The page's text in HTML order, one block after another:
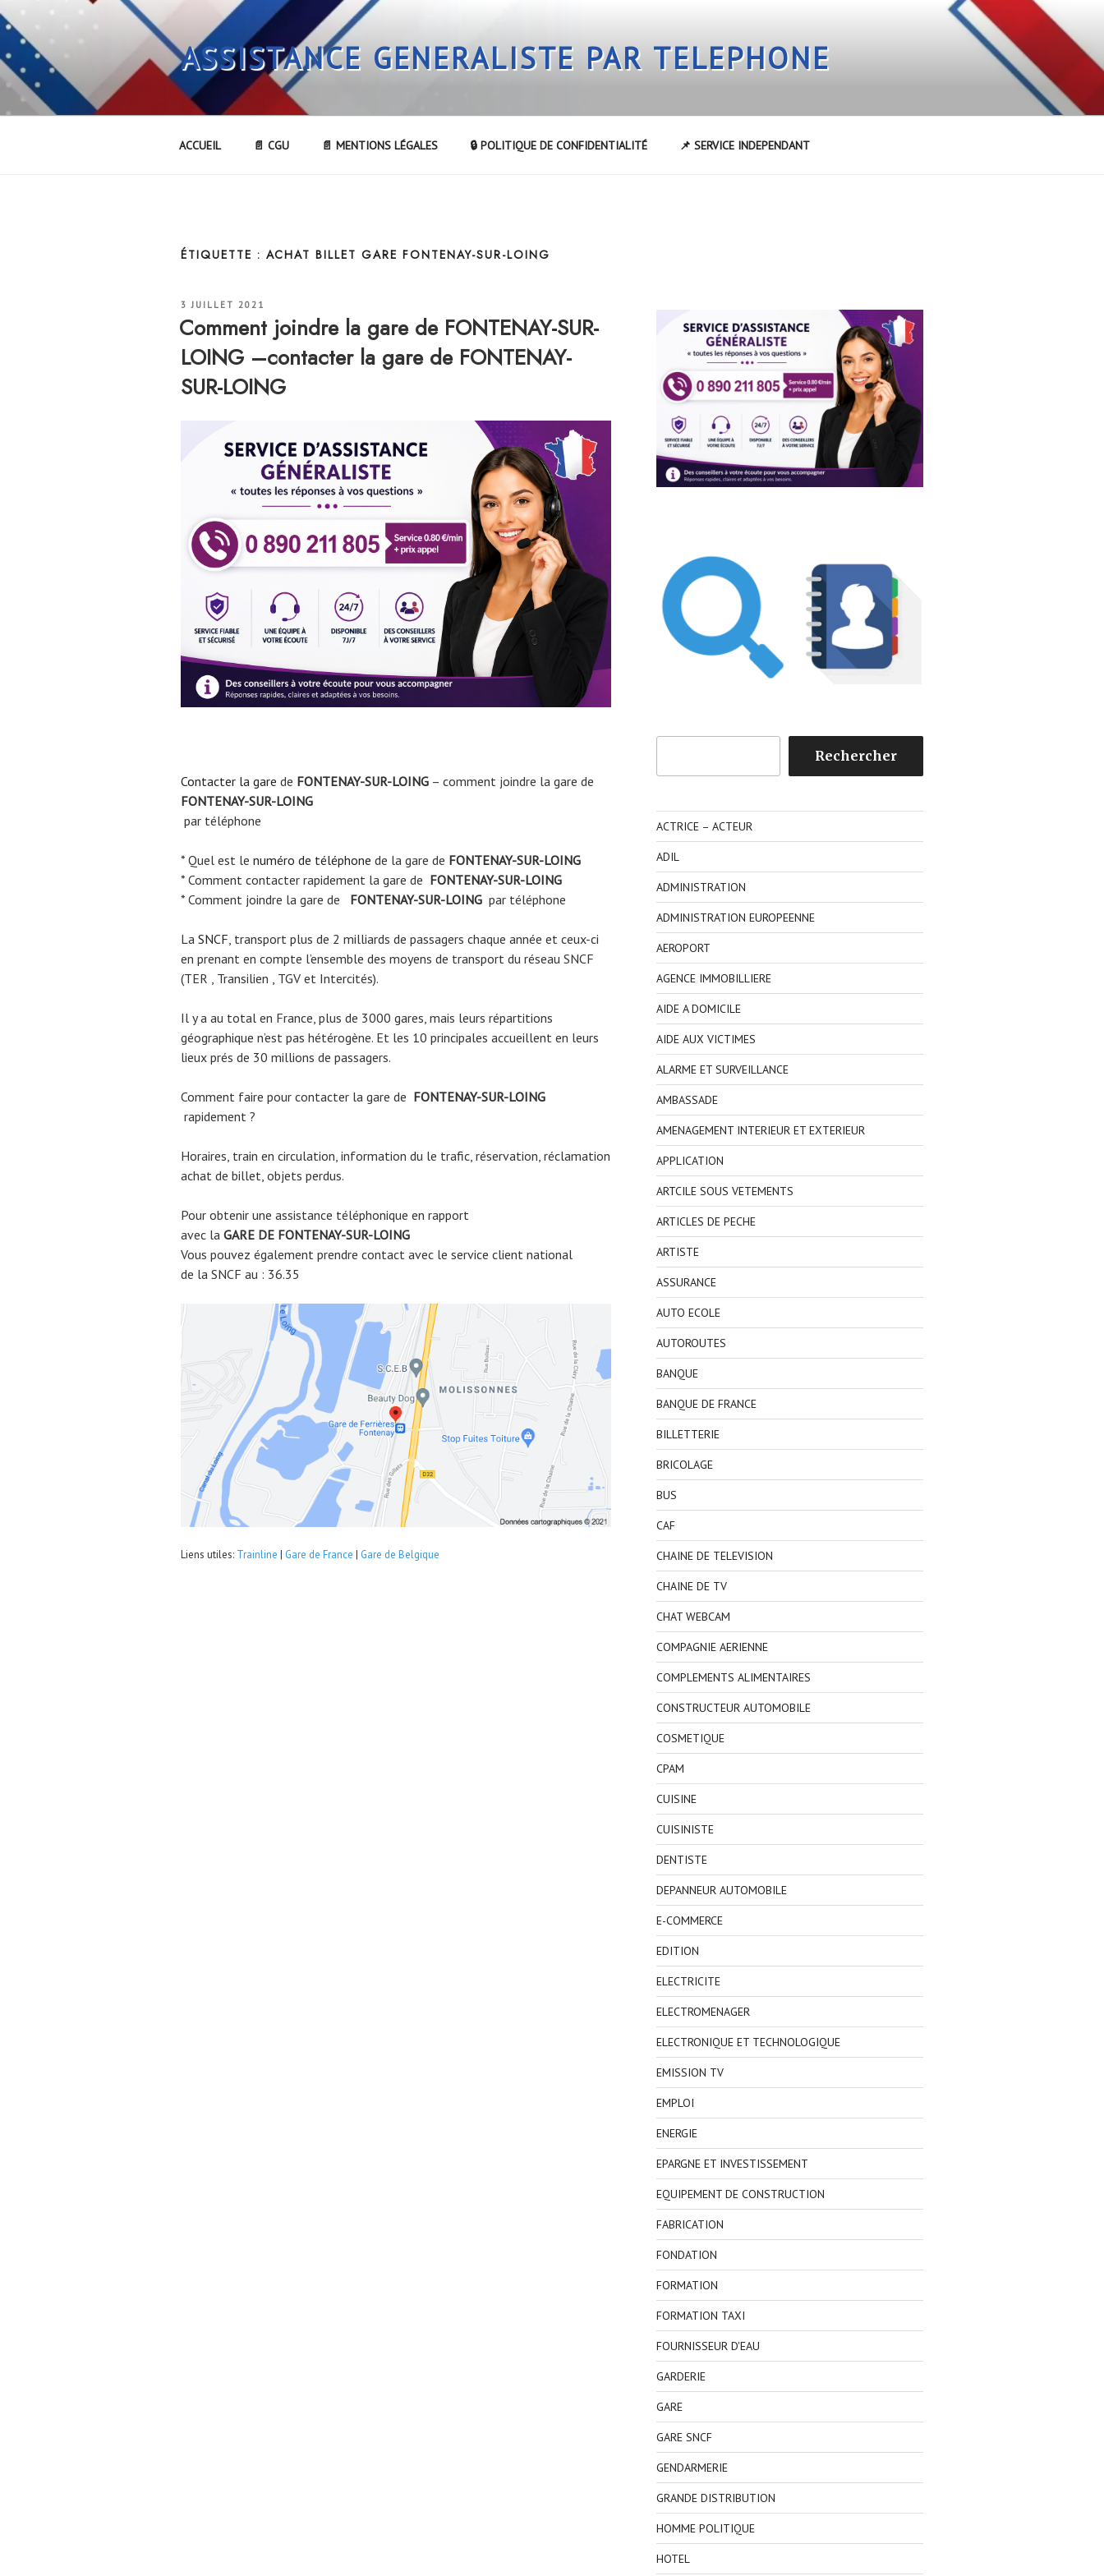
Aller
au
contenu
principal
ASSISTANCE GENERALISTE PAR TELEPHONE
ACCUEIL 📄 CGU 📄 MENTIONS LÉGALES 🔒 POLITIQUE DE CONFIDENTIALITÉ 📌 SERVICE INDEPENDANT
ÉTIQUETTE : ACHAT BILLET GARE FONTENAY-SUR-LOING
PUBLIÉ
3 JUILLET 2021
Comment joindre la gare de FONTENAY-SUR-
LOING –contacter la gare de FONTENAY-
SUR-LOING
Contacter la gare de FONTENAY-SUR-LOING – comment joindre la gare de
FONTENAY-SUR-LOING
par téléphone
* Quel est le numéro de téléphone de la gare de FONTENAY-SUR-LOING
* Comment contacter rapidement la gare de FONTENAY-SUR-LOING
* Comment joindre la gare de
FONTENAY-SUR-LOING par téléphone
La SNCF , transport plus de 2 milliards de passagers chaque année et ceux-ci
en prenant en compte l’ensemble des moyens de transport du réseau SNCF
(TER , Transilien , TGV et Intercités).
Il y a au total en France, plus de 3000 gares, mais leurs répartitions
géographique n’est pas hétérogène. Et les 10 principales accueillent en leurs
lieux prés de 30 millions de passagers.
Comment faire pour contacter la gare de FONTENAY-SUR-LOING
rapidement ?
Horaires, train en circulation, information du le trafic, réservation, réclamation
achat de billet, objets perdus.
Pour obtenir une assistance téléphonique en rapport
avec la GARE DE FONTENAY-SUR-LOING
Vous pouvez également prendre contact avec le service client national
de la SNCF au : 36.35
Liens utiles: Trainline | Gare de France | Gare de Belgique
Rechercher
ACTRICE – ACTEUR
ADIL
ADMINISTRATION
ADMINISTRATION EUROPEENNE
AEROPORT
AGENCE IMMOBILLIERE
AIDE A DOMICILE
AIDE AUX VICTIMES
ALARME ET SURVEILLANCE
AMBASSADE
AMENAGEMENT INTERIEUR ET EXTERIEUR
APPLICATION
ARTCILE SOUS VETEMENTS
ARTICLES DE PECHE
ARTISTE
ASSURANCE
AUTO ECOLE
AUTOROUTES
BANQUE
BANQUE DE FRANCE
BILLETTERIE
BRICOLAGE
BUS
CAF
CHAINE DE TELEVISION
CHAINE DE TV
CHAT WEBCAM
COMPAGNIE AERIENNE
COMPLEMENTS ALIMENTAIRES
CONSTRUCTEUR AUTOMOBILE
COSMETIQUE
CPAM
CUISINE
CUISINISTE
DENTISTE
DEPANNEUR AUTOMOBILE
E-COMMERCE
EDITION
ELECTRICITE
ELECTROMENAGER
ELECTRONIQUE ET TECHNOLOGIQUE
EMISSION TV
EMPLOI
ENERGIE
EPARGNE ET INVESTISSEMENT
EQUIPEMENT DE CONSTRUCTION
FABRICATION
FONDATION
FORMATION
FORMATION TAXI
FOURNISSEUR D'EAU
GARDERIE
GARE
GARE SNCF
GENDARMERIE
GRANDE DISTRIBUTION
HOMME POLITIQUE
HOTEL